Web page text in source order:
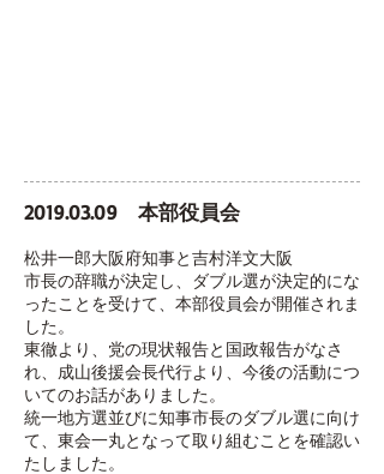
2019.03.09 本部役員会
​松井一郎大阪府知事と吉村洋文大阪
市長の辞職が決定し、ダブル選が決定的にな
ったことを受けて、本部役員会が開催されま
した。
東徹より、党の現状報告と国政報告がなさ
れ、成山後援会長代行より、今後の活動につ
いてのお話がありました。
統一地方選並びに知事市長のダブル選に向け
て、東会一丸となって取り組むことを確認い
たしました。